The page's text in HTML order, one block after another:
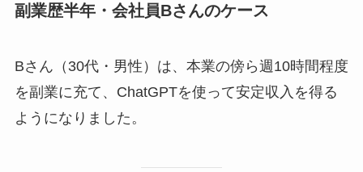
副業歴半年・会社員Bさんのケース
Bさん（30代・男性）は、本業の傍ら週10時間程度
を副業に充て、ChatGPTを使って安定収入を得る
ようになりました。